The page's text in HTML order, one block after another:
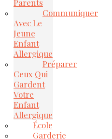
Parents
Communiquer
Avec Le
Jeune
Enfant
Allergique
Préparer
Ceux Qui
Gardent
Votre
Enfant
Allergique
École
Garderie